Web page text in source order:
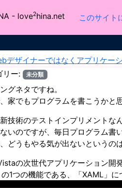
- love2hina.net このサイト
デザイナーではなくアプリケー
ー: 未分類
グネタですね。
家でもプログラムを書こうかと
技術のテストインプリメントな
いのですが、毎日プログラム書
どうもやる気が出ないというの
の次世代アプリケーション開
1つの機能である、「XAML」